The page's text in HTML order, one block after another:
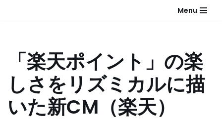
ツ
へ
キ
Menu
「楽天ポイント」の楽
しさをリズミカルに描
いた新CM（楽天）